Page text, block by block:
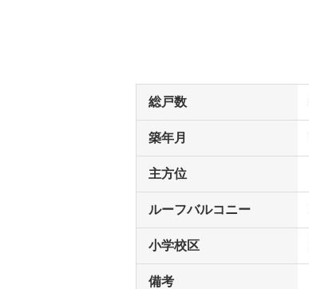
総戸数
築年月
主方位
ルーフバルコニー
小学校区
備考